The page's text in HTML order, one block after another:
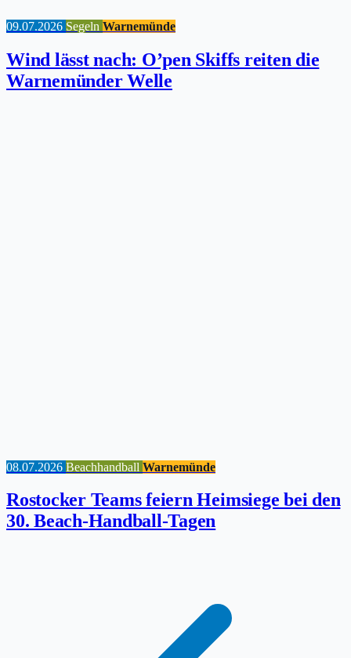
09.07.2026 Segeln Warnemünde
Wind lässt nach: O’pen Skiffs reiten die
Warnemünder Welle
08.07.2026 Beachhandball Warnemünde
Rostocker Teams feiern Heimsiege bei den
30. Beach-Handball-Tagen